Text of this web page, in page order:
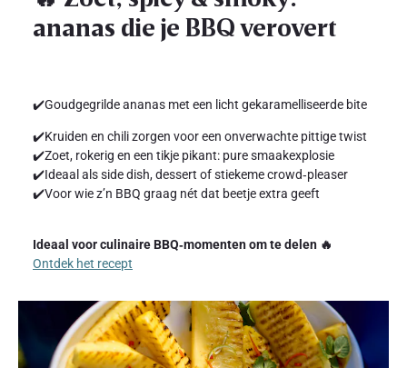
ananas die je BBQ verovert
✔️Goudgegrilde ananas met een licht gekaramelliseerde bite
✔️Kruiden en chili zorgen voor een onverwachte pittige twist
✔️Zoet, rokerig en een tikje pikant: pure smaakexplosie
✔️Ideaal als side dish, dessert of stiekeme crowd‑pleaser
✔️Voor wie z’n BBQ graag nét dat beetje extra geeft
Ideaal voor culinaire BBQ‑momenten om te delen 🔥
Ontdek het recept